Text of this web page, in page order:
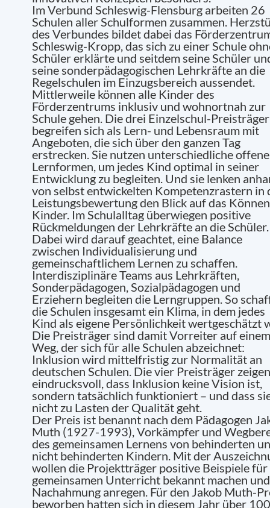
Im Verbund Schleswig-Flensburg arbeiten 26
Schulen aller Schulformen zusammen.
des Verbundes bildet dabei das
Schleswig-Kropp, das sich zu einer Schule
Schüler erklärte und seitdem seine Schüler
seine sonderpädagogischen Lehrkräfte an die
Regelschulen im Einzugsbereich aussendet.
Mittlerweile können alle Kinder des
Förderzentrums inklusiv und wohnortnah zur
Schule gehen. Die drei Einzelschul-Preisträger
begreifen sich als Lern- und Lebensraum mit
Angeboten, die sich über den ganzen Tag
erstrecken. Sie nutzen unterschiedliche offene
Lernformen, um jedes Kind optimal in seiner
Entwicklung zu begleiten. Und sie lenken
von selbst entwickelten Kompetenzrastern in
Leistungsbewertung den Blick auf das
Kinder. Im Schulalltag überwiegen positive
Rückmeldungen der Lehrkräfte an die Schüler.
Dabei wird darauf geachtet, eine Balance
zwischen Individualisierung und
gemeinschaftlichem Lernen zu schaffen.
Interdisziplinäre Teams aus Lehrkräften,
Sonderpädagogen, Sozialpädagogen und
Erziehern begleiten die Lerngruppen. So
die Schulen insgesamt ein Klima, in dem jedes
Kind als eigene Persönlichkeit wertgeschätzt
Die Preisträger sind damit Vorreiter auf einem
Weg, der sich für alle Schulen abzeichnet:
Inklusion wird mittelfristig zur Normalität an
deutschen Schulen. Die vier Preisträger zeigen
eindrucksvoll, dass Inklusion keine Vision ist,
sondern tatsächlich funktioniert – und dass
nicht zu Lasten der Qualität geht.
Der Preis ist benannt nach dem Pädagogen
Muth (1927-1993), Vorkämpfer und
des gemeinsamen Lernens von behinderten
nicht behinderten Kindern. Mit der
wollen die Projektträger positive Beispiele für
gemeinsamen Unterricht bekannt machen
Nachahmung anregen. Für den Jakob Muth-
beworben hatten sich in diesem Jahr über 100